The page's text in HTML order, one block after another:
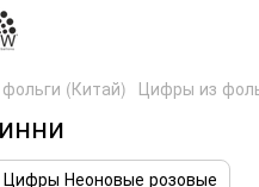
(Китай) Цифры из
Цифры Неоновые розовые